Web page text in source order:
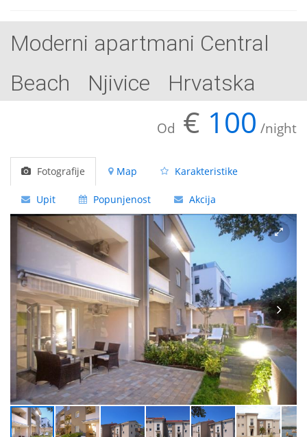
Moderni apartmani Central
Beach
Njivice Hrvatska
Od € 100 /night
Fotografije Map Karakteristike
Upit Popunjenost Akcija